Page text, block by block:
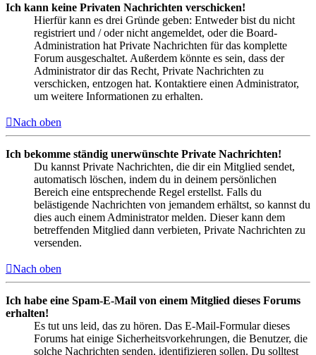
Ich kann keine Privaten Nachrichten verschicken!
Hierfür kann es drei Gründe geben: Entweder bist du nicht
registriert und / oder nicht angemeldet, oder die Board-
Administration hat Private Nachrichten für das komplette
Forum ausgeschaltet. Außerdem könnte es sein, dass der
Administrator dir das Recht, Private Nachrichten zu
verschicken, entzogen hat. Kontaktiere einen Administrator,
um weitere Informationen zu erhalten.
Nach oben
Ich bekomme ständig unerwünschte Private Nachrichten!
Du kannst Private Nachrichten, die dir ein Mitglied sendet,
automatisch löschen, indem du in deinem persönlichen
Bereich eine entsprechende Regel erstellst. Falls du
belästigende Nachrichten von jemandem erhältst, so kannst du
dies auch einem Administrator melden. Dieser kann dem
betreffenden Mitglied dann verbieten, Private Nachrichten zu
versenden.
Nach oben
Ich habe eine Spam-E-Mail von einem Mitglied dieses Forums
erhalten!
Es tut uns leid, das zu hören. Das E-Mail-Formular dieses
Forums hat einige Sicherheitsvorkehrungen, die Benutzer, die
solche Nachrichten senden, identifizieren sollen. Du solltest